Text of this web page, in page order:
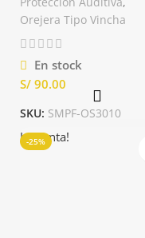
Orejera Tipo Vincha
En stock
S/
SKU: SMPF-OS3010
-25%
La venta!